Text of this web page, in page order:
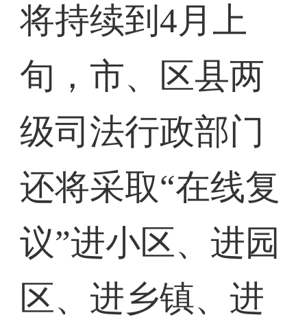
将持续到4月上
旬，市、区县两
级司法行政部门
还将采取“在线复
议”进小区、进园
区、进乡镇、进